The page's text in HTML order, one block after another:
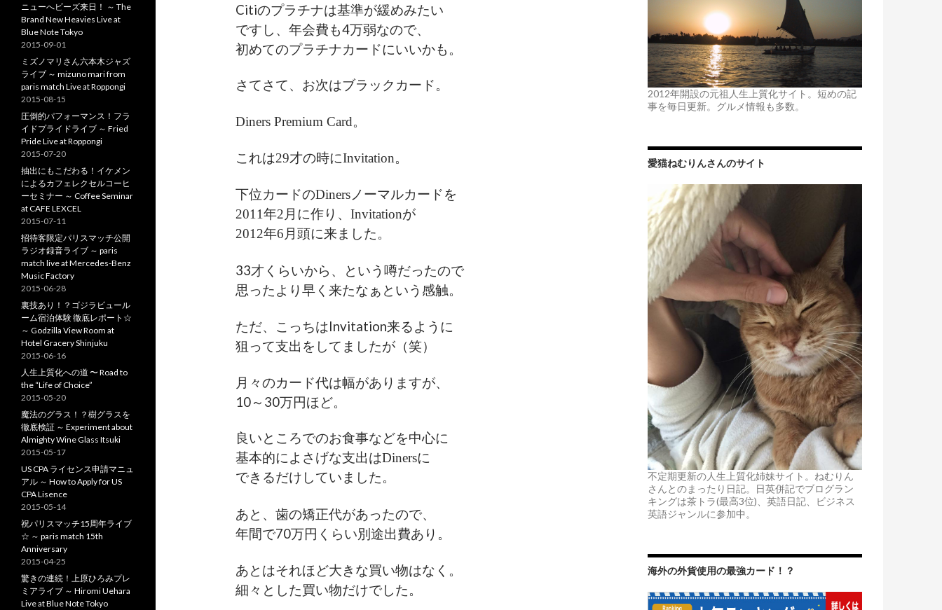
Citiのプラチナは基準が緩めみたい
ですし、年会費も4万弱なので、
初めてのプラチナカードにいいかも。
さてさて、お次はブラックカード。
Diners Premium Card。
これは29才の時にInvitation。
下位カードのDinersノーマルカードを
2011年2月に作り、Invitationが
2012年6月頭に来ました。
33才くらいから、という噂だったので
思ったより早く来たなぁという感触。
ただ、こっちはInvitation来るように
狙って支出をしてましたが（笑）
月々のカード代は幅がありますが、
10～30万円ほど。
良いところでのお食事などを中心に
基本的によさげな支出はDinersに
できるだけしていました。
あと、歯の矯正代があったので、
年間で70万円くらい別途出費あり。
あとはそれほど大きな買い物はなく。
細々とした買い物だけでした。
2012年開設の元祖人生上質化サイト。短めの記
事を毎日更新。グルメ情報も多数。
愛猫ねむりんさんのサイト
不定期更新の人生上質化姉妹サイト。ねむりん
さんとのまったり日記。日英併記でブログラン
キングは茶トラ(最高3位)、英語日記、ビジネス
英語ジャンルに参加中。
海外の外貨使用の最強カード！？
ニューへビーズ来日！ ～ The
Brand New Heavies Live at
Blue Note Tokyo
2015-09-01
ミズノマリさん六本木ジャズ
ライブ ～ mizuno mari from
paris match Live at Roppongi
2015-08-15
圧倒的パフォーマンス！フラ
イドプライドライブ ～ Fried
Pride Live at Roppongi
2015-07-20
抽出にもこだわる！イケメン
によるカフェレクセルコーヒ
ーセミナー ～ Coffee Seminar
at CAFE LEXCEL
2015-07-11
招待客限定パリスマッチ公開
ラジオ録音ライブ ～ paris
match live at Mercedes-Benz
Music Factory
2015-06-28
裏技あり！？ゴジラビュール
ーム宿泊体験 徹底レポート☆
～ Godzilla View Room at
Hotel Gracery Shinjuku
2015-06-16
人生上質化への道 〜 Road to
the “Life of Choice”
2015-05-20
魔法のグラス！？樹グラスを
徹底検証 ～ Experiment about
Almighty Wine Glass Itsuki
2015-05-17
US CPA ライセンス申請マニュ
アル ～ How to Apply for US
CPA Lisence
2015-05-14
祝パリスマッチ15周年ライブ
☆ ～ paris match 15th
Anniversary
2015-04-25
驚きの連続！上原ひろみプレ
ミアライブ ～ Hiromi Uehara
Live at Blue Note Tokyo